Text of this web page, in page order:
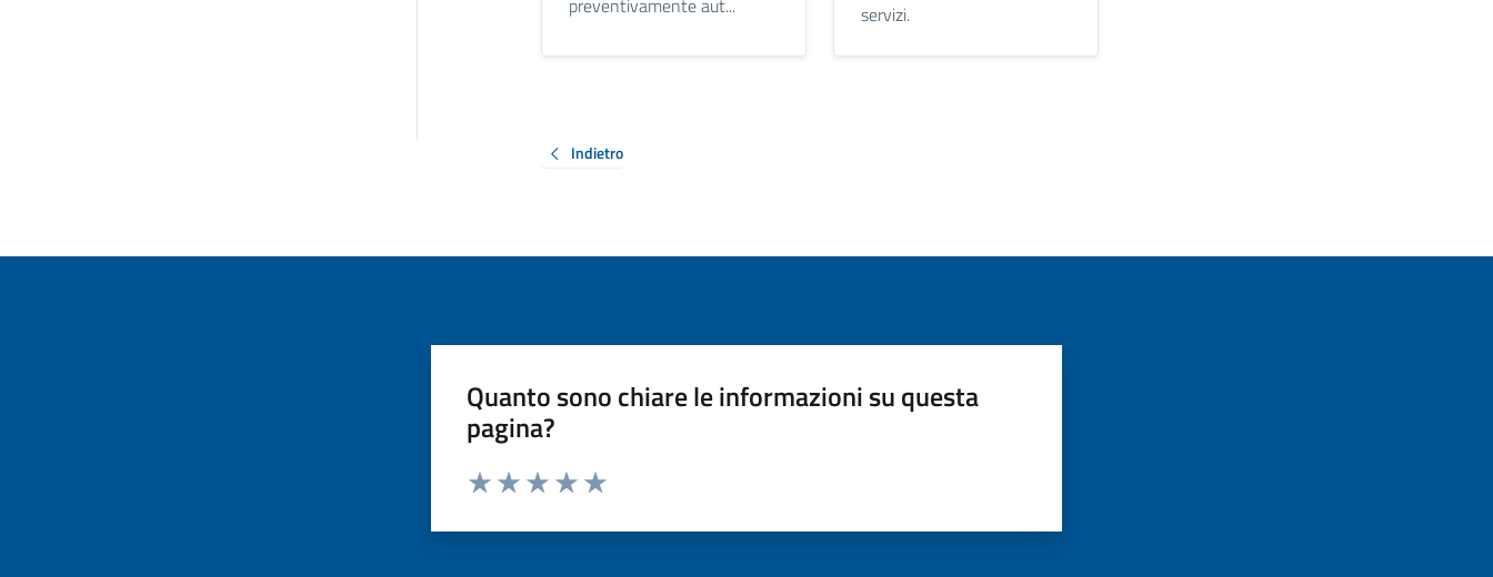
preventivamente aut...
servizi.
Indietro
Quanto sono chiare le informazioni su questa
pagina?
Valuta da 1 a 5 stelle la pagina